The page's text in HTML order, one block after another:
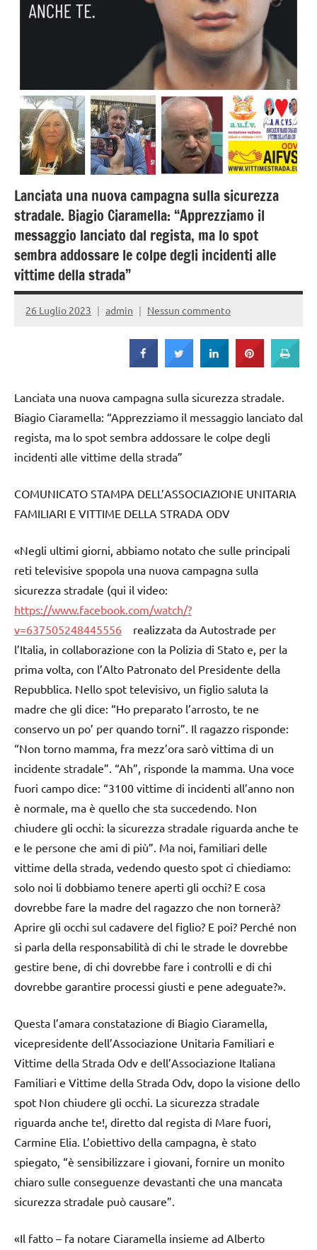
Lanciata una nuova campagna sulla sicurezza
stradale. Biagio Ciaramella: “Apprezziamo il
messaggio lanciato dal regista, ma lo spot
sembra addossare le colpe degli incidenti alle
vittime della strada”
26 Luglio 2023 admin Nessun commento
Lanciata una nuova campagna sulla sicurezza stradale.
Biagio Ciaramella: “Apprezziamo il messaggio lanciato dal
regista, ma lo spot sembra addossare le colpe degli
incidenti alle vittime della strada”
COMUNICATO STAMPA DELL’ASSOCIAZIONE UNITARIA
FAMILIARI E VITTIME DELLA STRADA ODV
«Negli ultimi giorni, abbiamo notato che sulle principali
reti televisive spopola una nuova campagna sulla
sicurezza stradale (qui il video:
https://www.facebook.com/watch/?
v=637505248445556 realizzata da Autostrade per
l’Italia, in collaborazione con la Polizia di Stato e, per la
prima volta, con l’Alto Patronato del Presidente della
Repubblica. Nello spot televisivo, un figlio saluta la
madre che gli dice: “Ho preparato l’arrosto, te ne
conservo un po’ per quando torni”. Il ragazzo risponde:
“Non torno mamma, fra mezz’ora sarò vittima di un
incidente stradale”. “Ah”, risponde la mamma. Una voce
fuori campo dice: “3100 vittime di incidenti all’anno non
è normale, ma è quello che sta succedendo. Non
chiudere gli occhi: la sicurezza stradale riguarda anche te
e le persone che ami di più”. Ma noi, familiari delle
vittime della strada, vedendo questo spot ci chiediamo:
solo noi li dobbiamo tenere aperti gli occhi? E cosa
dovrebbe fare la madre del ragazzo che non tornerà?
Aprire gli occhi sul cadavere del figlio? E poi? Perché non
si parla della responsabilità di chi le strade le dovrebbe
gestire bene, di chi dovrebbe fare i controlli e di chi
dovrebbe garantire processi giusti e pene adeguate?».
Questa l’amara constatazione di Biagio Ciaramella,
vicepresidente dell’Associazione Unitaria Familiari e
Vittime della Strada Odv e dell’Associazione Italiana
Familiari e Vittime della Strada Odv, dopo la visione dello
spot Non chiudere gli occhi. La sicurezza stradale
riguarda anche te!, diretto dal regista di Mare fuori,
Carmine Elia. L’obiettivo della campagna, è stato
spiegato, “è sensibilizzare i giovani, fornire un monito
chiaro sulle conseguenze devastanti che una mancata
sicurezza stradale può causare”.
«Il fatto – fa notare Ciaramella insieme ad Alberto